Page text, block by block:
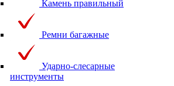
Камень правильный
Ремни багажные
Ударно-слесарные
инструменты